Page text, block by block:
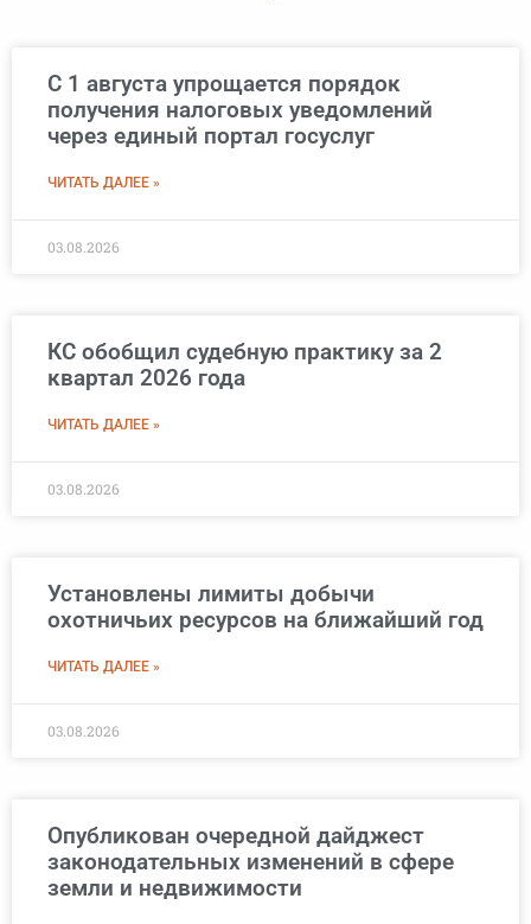
С 1 августа упрощается порядок
получения налоговых уведомлений
через единый портал госуслуг
ЧИТАТЬ ДАЛЕЕ »
03.08.2026
КС обобщил судебную практику за 2
квартал 2026 года
ЧИТАТЬ ДАЛЕЕ »
03.08.2026
Установлены лимиты добычи
охотничьих ресурсов на ближайший год
ЧИТАТЬ ДАЛЕЕ »
03.08.2026
Опубликован очередной дайджест
законодательных изменений в сфере
земли и недвижимости